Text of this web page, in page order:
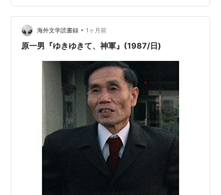
た。本日休館日ゆえ30分以上離床が遅れたことについて
は今更とやかく言うつもりはない。明日は必ず正午五分
前に離床すること。できなかったら即刻死刑。さっきか
ら中島みゆき「トラックに乗せて」が脳内エンドレス再
海外文学読書録 • 1ヶ月前
原一男『ゆきゆきて、神軍』(1987/日)